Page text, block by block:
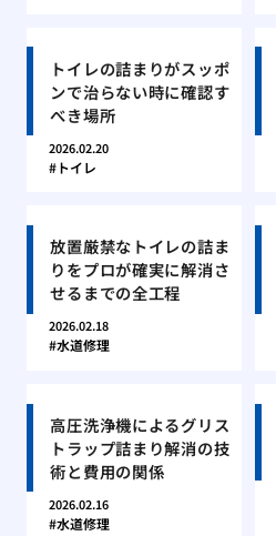
トイレの詰まりがスッポ
ンで治らない時に確認す
べき場所
2026.02.20
トイレ
放置厳禁なトイレの詰ま
りをプロが確実に解消さ
せるまでの全工程
2026.02.18
水道修理
高圧洗浄機によるグリス
トラップ詰まり解消の技
術と費用の関係
2026.02.16
水道修理